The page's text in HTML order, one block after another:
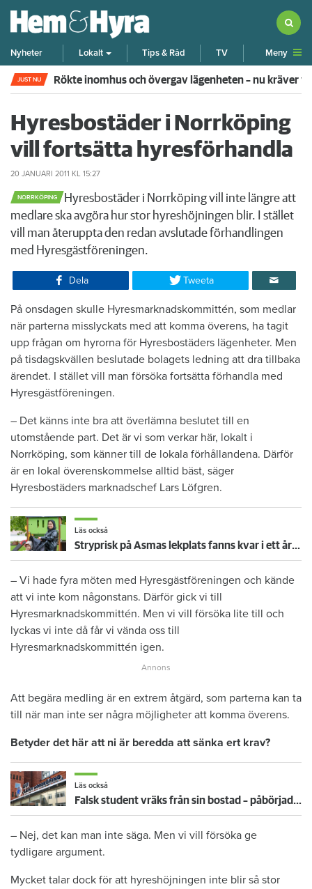
Nyheter Lokalt Tips & Råd TV Meny
JUST NU Rökte inomhus och övergav lägenheten – nu kräver
Hyresbostäder i Norrköping
vill fortsätta hyresförhandla
20 JANUARI 2011 KL 15:27
NORRKÖPING
​Hyresbostäder i Norrköping vill inte längre att
medlare ska avgöra hur stor hyreshöjningen blir. I stället
vill man återuppta den redan avslutade förhandlingen
med Hyresgästföreningen.
Dela Tweeta
​På onsdagen skulle Hyresmarknadskommittén, som medlar
när parterna misslyckats med att komma överens, ha tagit
upp frågan om hyrorna för Hyresbostäders lägenheter. Men
på tisdagskvällen beslutade bolagets ledning att dra tillbaka
ärendet. I stället vill man försöka fortsätta förhandla med
Hyresgästföreningen.
– Det känns inte bra att överlämna beslutet till en
utomstående part. Det är vi som verkar här, lokalt i
Norrköping, som känner till de lokala förhållandena. Därför
är en lokal överenskommelse alltid bäst, säger
Hyresbostäders marknadschef Lars Löfgren.
Läs också
Stryprisk på Asmas lekplats fanns kvar i ett år – trots besiktningsmannens larm
– Vi hade fyra möten med Hyresgästföreningen och kände
att vi inte kom någonstans. Därför gick vi till
Hyresmarknadskommittén. Men vi vill försöka lite till och
lyckas vi inte då får vi vända oss till
Hyresmarknadskommittén igen.
Att begära medling är en extrem åtgärd, som parterna kan ta
till när man inte ser några möjligheter att komma överens.
Betyder det här att ni är beredda att sänka ert krav?
Läs också
Falsk student vräks från sin bostad – påbörjade inga studier
– Nej, det kan man inte säga. Men vi vill försöka ge
tydligare argument.
Mycket talar dock för att hyreshöjningen inte blir så stor